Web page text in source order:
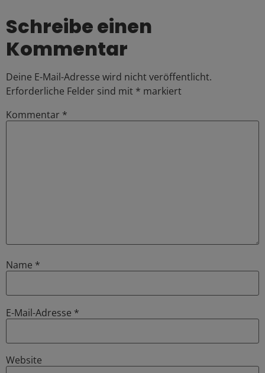
Schreibe einen
Kommentar
Deine E-Mail-Adresse wird nicht veröffentlicht.
Erforderliche Felder sind mit * markiert
Kommentar *
Name *
E-Mail-Adresse *
Website